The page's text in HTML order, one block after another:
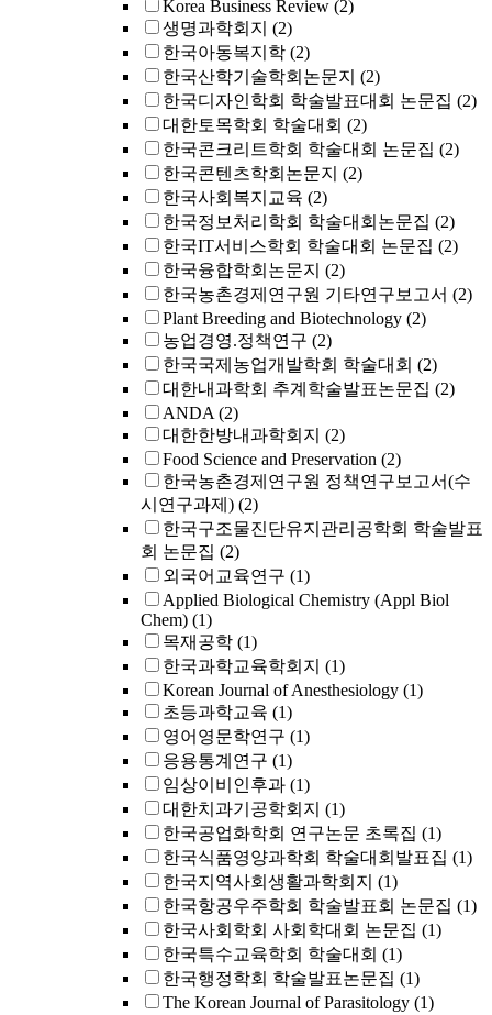
Korea Business Review (2)
생명과학회지 (2)
한국아동복지학 (2)
한국산학기술학회논문지 (2)
한국디자인학회 학술발표대회 논문집 (2)
대한토목학회 학술대회 (2)
한국콘크리트학회 학술대회 논문집 (2)
한국콘텐츠학회논문지 (2)
한국사회복지교육 (2)
한국정보처리학회 학술대회논문집 (2)
한국IT서비스학회 학술대회 논문집 (2)
한국융합학회논문지 (2)
한국농촌경제연구원 기타연구보고서 (2)
Plant Breeding and Biotechnology (2)
농업경영.정책연구 (2)
한국국제농업개발학회 학술대회 (2)
대한내과학회 추계학술발표논문집 (2)
ANDA (2)
대한한방내과학회지 (2)
Food Science and Preservation (2)
한국농촌경제연구원 정책연구보고서(수
시연구과제) (2)
한국구조물진단유지관리공학회 학술발표
회 논문집 (2)
외국어교육연구 (1)
Applied Biological Chemistry (Appl Biol
Chem) (1)
목재공학 (1)
한국과학교육학회지 (1)
Korean Journal of Anesthesiology (1)
초등과학교육 (1)
영어영문학연구 (1)
응용통계연구 (1)
임상이비인후과 (1)
대한치과기공학회지 (1)
한국공업화학회 연구논문 초록집 (1)
한국식품영양과학회 학술대회발표집 (1)
한국지역사회생활과학회지 (1)
한국항공우주학회 학술발표회 논문집 (1)
한국사회학회 사회학대회 논문집 (1)
한국특수교육학회 학술대회 (1)
한국행정학회 학술발표논문집 (1)
The Korean Journal of Parasitology (1)